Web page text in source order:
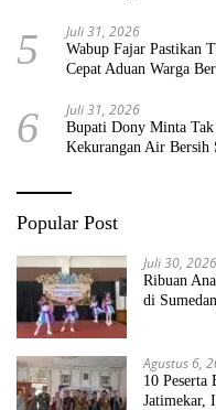
5 Juli 31, 2026
Wabup Fajar Pastikan
Cepat Aduan Warga
6 Juli 31, 2026
Bupati Dony Minta Tak
Kekurangan Air Bersih
Popular Post
Juli 30, 2026
Ribuan
di
Agustus 6,
10 Peserta
Jatimekar,